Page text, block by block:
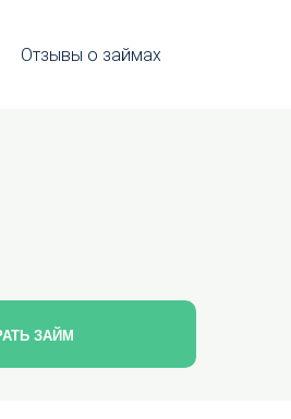
Отзывы о займах
ЗАЙМ